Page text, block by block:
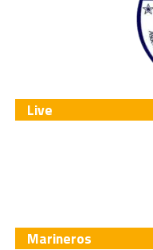
Live
Marineros